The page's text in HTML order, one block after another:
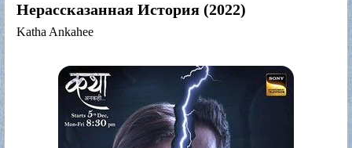
Нерассказанная История (2022)
Katha Ankahee